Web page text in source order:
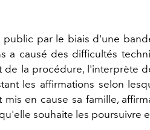
par le biais d'une
a causé des difficultés
de la procédure, l'interprète
les affirmations selon
mis en cause sa famille,
souhaite les poursuivre